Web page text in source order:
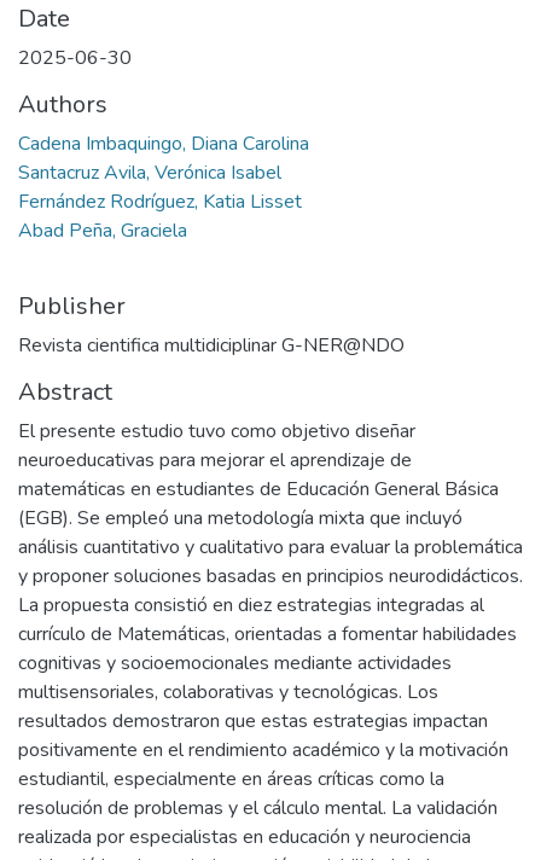
Date
2025-06-30
Authors
Cadena Imbaquingo, Diana Carolina
Santacruz Avila, Verónica Isabel
Fernández Rodríguez, Katia Lisset
Abad Peña, Graciela
Publisher
Revista cientifica multidiciplinar G-NER@NDO
Abstract
El presente estudio tuvo como objetivo diseñar
neuroeducativas para mejorar el aprendizaje de
matemáticas en estudiantes de Educación General Básica
(EGB). Se empleó una metodología mixta que incluyó
análisis cuantitativo y cualitativo para evaluar la problemática
y proponer soluciones basadas en principios neurodidácticos.
La propuesta consistió en diez estrategias integradas al
currículo de Matemáticas, orientadas a fomentar habilidades
cognitivas y socioemocionales mediante actividades
multisensoriales, colaborativas y tecnológicas. Los
resultados demostraron que estas estrategias impactan
positivamente en el rendimiento académico y la motivación
estudiantil, especialmente en áreas críticas como la
resolución de problemas y el cálculo mental. La validación
realizada por especialistas en educación y neurociencia